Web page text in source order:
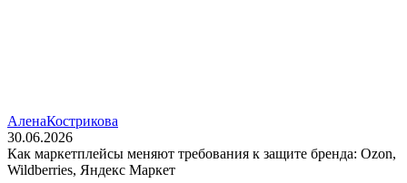
АленаКострикова
30.06.2026
Как маркетплейсы меняют требования к защите бренда: Ozon,
Wildberries, Яндекс Маркет